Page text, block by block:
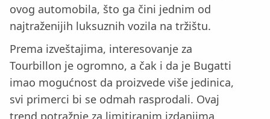
ovog automobila, što ga čini jednim od
najtraženijih luksuznih vozila na tržištu.
Prema izveštajima, interesovanje za
Tourbillon je ogromno, a čak i da je Bugatti
imao mogućnost da proizvede više jedinica,
svi primerci bi se odmah rasprodali. Ovaj